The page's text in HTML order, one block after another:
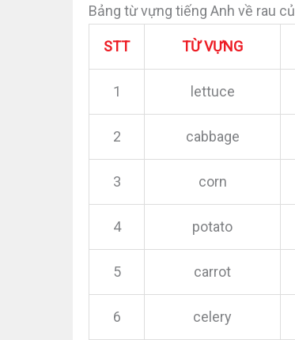
Bảng từ vựng tiếng Anh về rau củ
STT TỪ VỰNG
1 lettuce
2 cabbage
3 corn
4 potato
5 carrot
6 celery